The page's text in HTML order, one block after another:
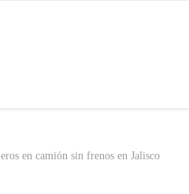
en camión sin frenos en Jalisco